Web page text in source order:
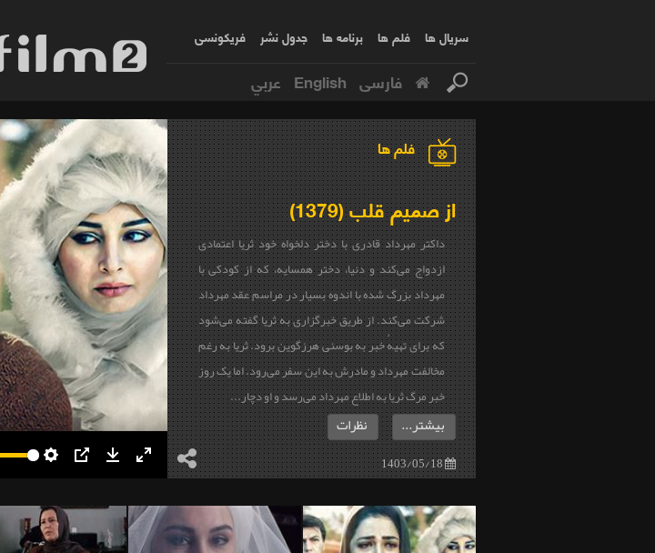
سریال ها فلم ها برنامه ها جدول نشر فریکونسی
فارسی English عربي
فلم ها
از صمیم قلب (1379)
داکتر مهرداد قادری با دختر دلخواه خود ثریا اعتمادی
ازدواج می‌کند و دنیا، دختر همسایه، که از کودکی با
مهرداد بزرگ شده با اندوه بسیار در مراسم عقد مهرداد
شرکت می‌کند. از طریق خبرگزاری به ثریا گفته می‌شود
که برای تهیهٔ خبر به بوسنی هرزگوین برود. ثریا به رغم
مخالفت مهرداد و مادرش به این سفر می‌رود. اما یک روز
خبر مرگ ثریا به اطلاع مهرداد می‌رسد و او دچار...
1403/05/18
بیشتر... نظرات
Download
Enter
fullscreen